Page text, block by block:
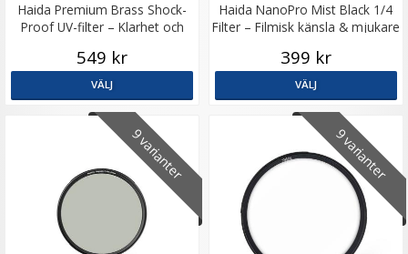
Haida Premium Brass Shock-
Proof UV-filter – Klarhet och
549 kr
VÄLJ
Haida NanoPro Mist Black 1/4
Filter – Filmisk känsla & mjukare
399 kr
VÄLJ
9 varianter 9 varianter